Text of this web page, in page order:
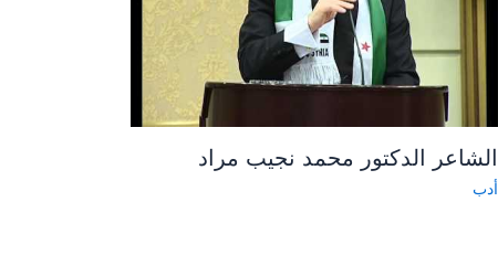
الشاعر الدكتور محمد نجيب مراد
أدب